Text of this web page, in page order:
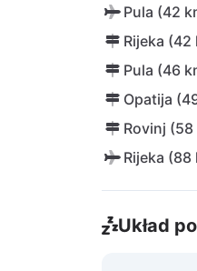
Pula (42
Rijeka (42
Pula (46
Opatija
Rovinj (58
Rijeka (88
Układ